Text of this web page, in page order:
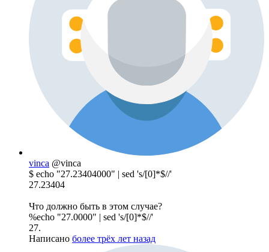
vinca @vinca
$ echo "27.23404000" | sed 's/[0]*$//'
27.23404
Что должно быть в этом случае?
%echo "27.0000" | sed 's/[0]*$//'
27.
Написано более трёх лет назад